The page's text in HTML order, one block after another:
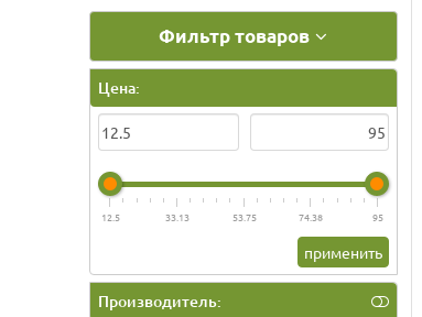
Фильтр товаров
Цена:
12.5 33.13 53.75 74.38 95
применить
Производитель: